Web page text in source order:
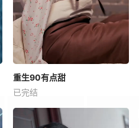
重生90有点甜
已完结